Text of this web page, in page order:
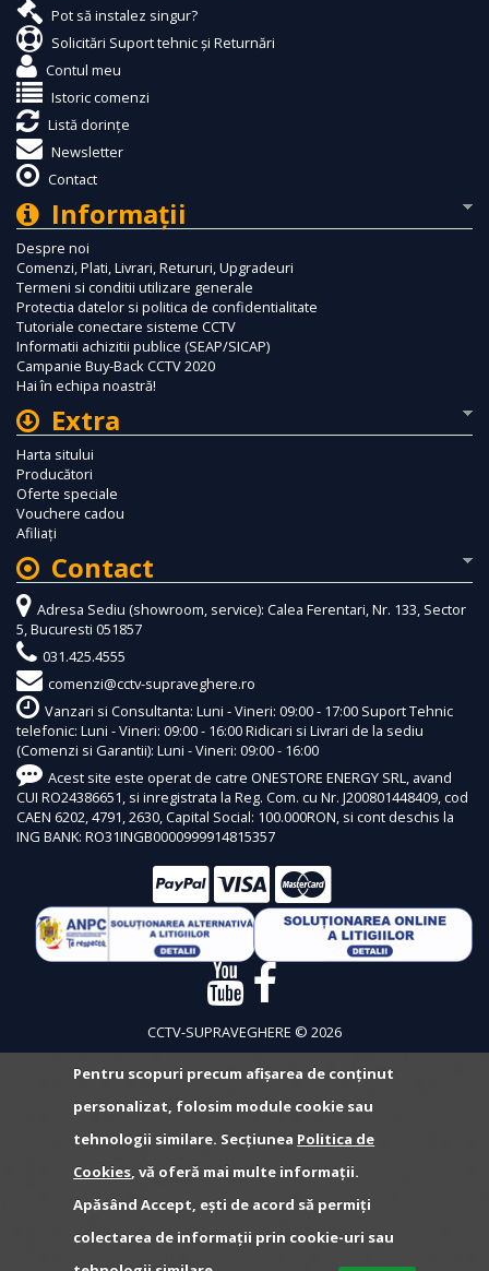
Pot să instalez singur?
Solicitări Suport tehnic și Returnări
Contul meu
Istoric comenzi
Listă dorințe
Newsletter
Contact
Informaţii
Despre noi
Comenzi, Plati, Livrari, Retururi, Upgradeuri
Termeni si conditii utilizare generale
Protectia datelor si politica de confidentialitate
Tutoriale conectare sisteme CCTV
Informatii achizitii publice (SEAP/SICAP)
Campanie Buy-Back CCTV 2020
Hai în echipa noastră!
Extra
Harta sitului
Producători
Oferte speciale
Vouchere cadou
Afiliaţi
Contact
Adresa Sediu (showroom, service): Calea Ferentari, Nr. 133, Sector
5, Bucuresti 051857
031.425.4555
comenzi@cctv-supraveghere.ro
Vanzari si Consultanta: Luni - Vineri: 09:00 - 17:00 Suport Tehnic
telefonic: Luni - Vineri: 09:00 - 16:00 Ridicari si Livrari de la sediu
(Comenzi si Garantii): Luni - Vineri: 09:00 - 16:00
Acest site este operat de catre ONESTORE ENERGY SRL, avand
CUI RO24386651, si inregistrata la Reg. Com. cu Nr. J200801448409, cod
CAEN 6202, 4791, 2630, Capital Social: 100.000RON, si cont deschis la
ING BANK: RO31INGB0000999914815357
CCTV-SUPRAVEGHERE © 2026
Pentru scopuri precum afișarea de conținut
personalizat, folosim module cookie sau
tehnologii similare. Secțiunea Politica de
Cookies, vă oferă mai multe informații.
Apăsând Accept, ești de acord să permiți
colectarea de informații prin cookie-uri sau